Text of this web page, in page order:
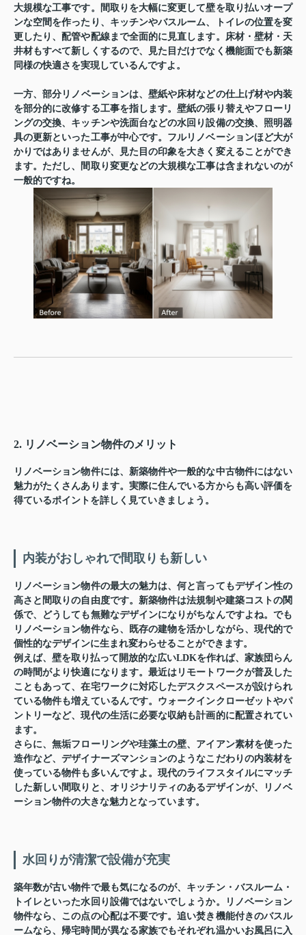
大規模な工事です。間取りを大幅に変更して壁を取り払いオープ
ンな空間を作ったり、キッチンやバスルーム、トイレの位置を変
更したり、配管や配線まで全面的に見直します。床材・壁材・天
井材もすべて新しくするので、見た目だけでなく機能面でも新築
同様の快適さを実現しているんですよ。
一方、部分リノベーションは、壁紙や床材などの仕上げ材や内装
を部分的に改修する工事を指します。壁紙の張り替えやフローリ
ングの交換、キッチンや洗面台などの水回り設備の交換、照明器
具の更新といった工事が中心です。フルリノベーションほど大が
かりではありませんが、見た目の印象を大きく変えることができ
ます。ただし、間取り変更などの大規模な工事は含まれないのが
一般的ですね。
2. リノベーション物件のメリット
リノベーション物件には、新築物件や一般的な中古物件にはない
魅力がたくさんあります。実際に住んでいる方からも高い評価を
得ているポイントを詳しく見ていきましょう。
内装がおしゃれで間取りも新しい
リノベーション物件の最大の魅力は、何と言ってもデザイン性の
高さと間取りの自由度です。新築物件は法規制や建築コストの関
係で、どうしても無難なデザインになりがちなんですよね。でも
リノベーション物件なら、既存の建物を活かしながら、現代的で
個性的なデザインに生まれ変わらせることができます。
例えば、壁を取り払って開放的な広いLDKを作れば、家族団らん
の時間がより快適になります。最近はリモートワークが普及した
こともあって、在宅ワークに対応したデスクスペースが設けられ
ている物件も増えているんです。ウォークインクローゼットやパ
ントリーなど、現代の生活に必要な収納も計画的に配置されてい
ます。
さらに、無垢フローリングや珪藻土の壁、アイアン素材を使った
造作など、デザイナーズマンションのようなこだわりの内装材を
使っている物件も多いんですよ。現代のライフスタイルにマッチ
した新しい間取りと、オリジナリティのあるデザインが、リノベ
ーション物件の大きな魅力となっています。
水回りが清潔で設備が充実
築年数が古い物件で最も気になるのが、キッチン・バスルーム・
トイレといった水回り設備ではないでしょうか。リノベーション
物件なら、この点の心配は不要です。追い焚き機能付きのバスル
ームなら、帰宅時間が異なる家族でもそれぞれ温かいお風呂に入